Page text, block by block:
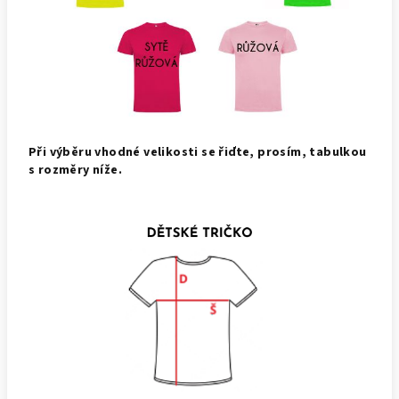
Při výběru vhodné velikosti se řiďte, prosím, tabulkou
s rozměry níže.